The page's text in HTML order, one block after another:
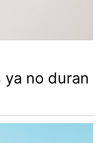
ya no duran